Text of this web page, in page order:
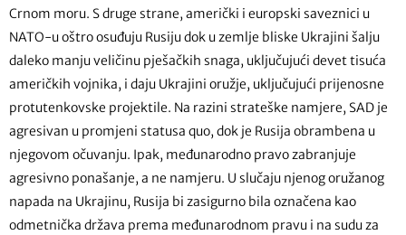
Crnom moru. S druge strane, američki i europski saveznici u
NATO-u oštro osuđuju Rusiju dok u zemlje bliske Ukrajini šalju
daleko manju veličinu pješačkih snaga, uključujući devet tisuća
američkih vojnika, i daju Ukrajini oružje, uključujući prijenosne
protutenkovske projektile. Na razini strateške namjere, SAD je
agresivan u promjeni statusa quo, dok je Rusija obrambena u
njegovom očuvanju. Ipak, međunarodno pravo zabranjuje
agresivno ponašanje, a ne namjeru. U slučaju njenog oružanog
napada na Ukrajinu, Rusija bi zasigurno bila označena kao
odmetnička država prema međunarodnom pravu i na sudu za